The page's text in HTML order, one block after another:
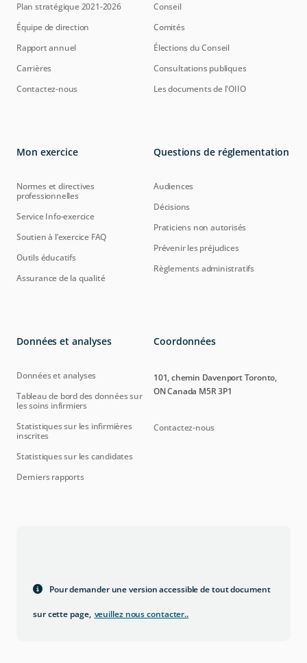
Plan stratégique 2021-2026
Équipe de direction
Rapport annuel
Carrières
Contactez-nous
Conseil
Comités
Élections du Conseil
Consultations publiques
Les documents de l'OIIO
Mon exercice
Normes et directives
professionnelles
Service Info-exercice
Soutien à l’exercice FAQ
Outils éducatifs
Assurance de la qualité
Questions de réglementation
Audiences
Décisions
Praticiens non autorisés
Prévenir les préjudices
Règlements administratifs
Données et analyses
Données et analyses
Tableau de bord des données sur
les soins infirmiers
Statistiques sur les infirmières
inscrites
Statistiques sur les candidates
Derniers rapports
Coordonnées
101, chemin Davenport Toronto,
ON Canada M5R 3P1
Contactez-nous
Pour demander une version accessible de tout document
sur cette page, veuillez nous contacter..